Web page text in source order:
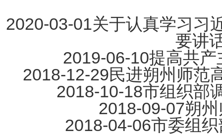
2020-03-01关于认真学习习
要讲
2019-06-10提高共产
2018-12-29民进朔州师范
2018-10-18市组织部
2018-09-07朔
2018-04-06市委组